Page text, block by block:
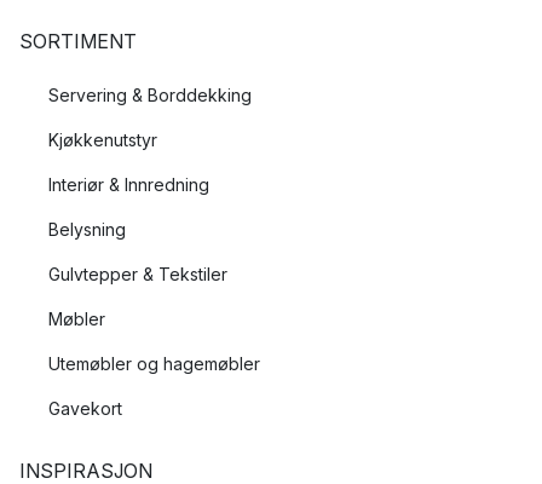
SORTIMENT
Servering & Borddekking
Kjøkkenutstyr
Interiør & Innredning
Belysning
Gulvtepper & Tekstiler
Møbler
Utemøbler og hagemøbler
Gavekort
INSPIRASJON